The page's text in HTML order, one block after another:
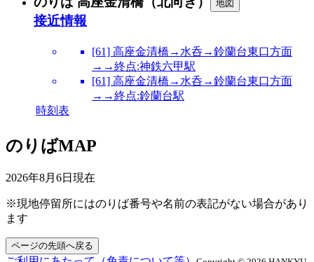
地図
接近情報
[61] 高座金清橋→水呑→鈴蘭台東口方面
→→終点:神鉄六甲駅
[61] 高座金清橋→水呑→鈴蘭台東口方面
→→終点:鈴蘭台駅
時刻表
のりばMAP
2026年8月6日 現在
※現地停留所にはのりば番号や名前の表記がない場合があり
ます
ページの先頭へ戻る